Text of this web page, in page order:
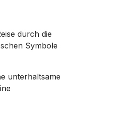
durch die
Symbole
unterhaltsame